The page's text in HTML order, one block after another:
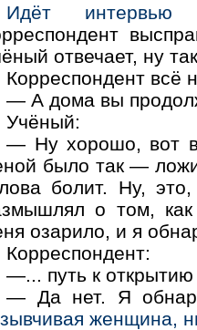
Идёт интервью
отвечает, ну
Корреспондент всё
— А дома вы
Учёный:
— Ну хорошо, вот
было так —
болит. Ну,
о том,
озарило, и я
Корреспондент:
—... путь к открытию
— Да нет. Я
женщина,